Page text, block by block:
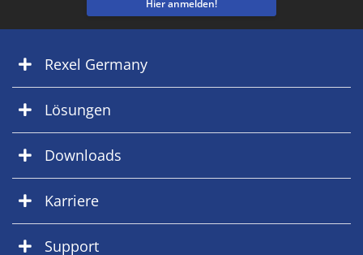
Hier anmelden!
Rexel Germany
Lösungen
Downloads
Karriere
Support